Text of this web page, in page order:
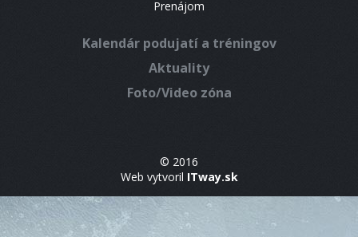
Prenájom
Kalendár podujatí a tréningov
Aktuality
Foto/Video zóna
© 2016
Web vytvoril ITway.sk